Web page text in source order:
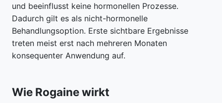
und beeinflusst keine hormonellen Prozesse.
Dadurch gilt es als nicht-hormonelle
Behandlungsoption. Erste sichtbare Ergebnisse
treten meist erst nach mehreren Monaten
konsequenter Anwendung auf.
Wie Rogaine wirkt